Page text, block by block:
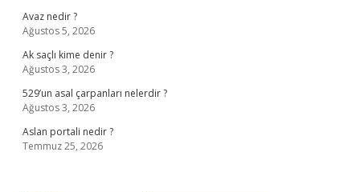
Avaz nedir ?
Ağustos 5, 2026
Ak saçlı kime denir ?
Ağustos 3, 2026
529’un asal çarpanları nelerdir ?
Ağustos 3, 2026
Aslan portali nedir ?
Temmuz 25, 2026